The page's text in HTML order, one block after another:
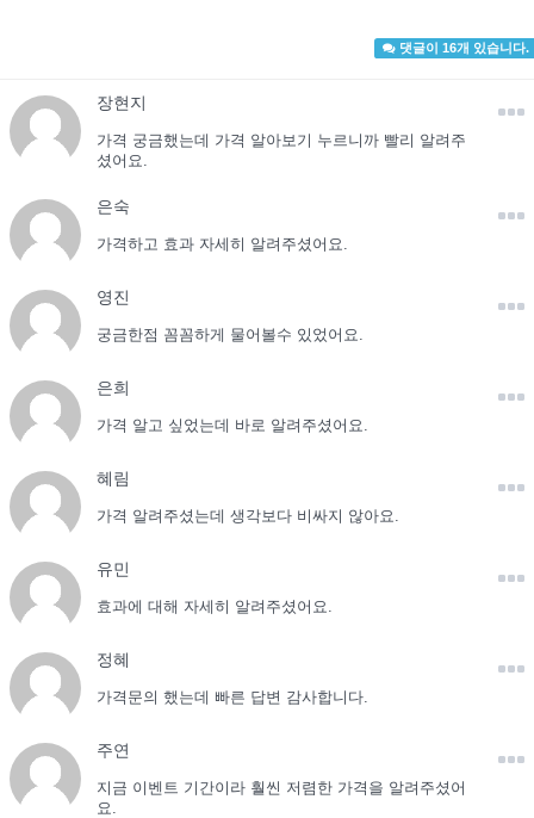
댓글이 16개 있습니다.
장현지
가격 궁금했는데 가격 알아보기 누르니까 빨리 알려주
셨어요.
은숙
가격하고 효과 자세히 알려주셨어요.
영진
궁금한점 꼼꼼하게 물어볼수 있었어요.
은희
가격 알고 싶었는데 바로 알려주셨어요.
혜림
가격 알려주셨는데 생각보다 비싸지 않아요.
유민
효과에 대해 자세히 알려주셨어요.
정혜
가격문의 했는데 빠른 답변 감사합니다.
주연
지금 이벤트 기간이라 훨씬 저렴한 가격을 알려주셨어
요.